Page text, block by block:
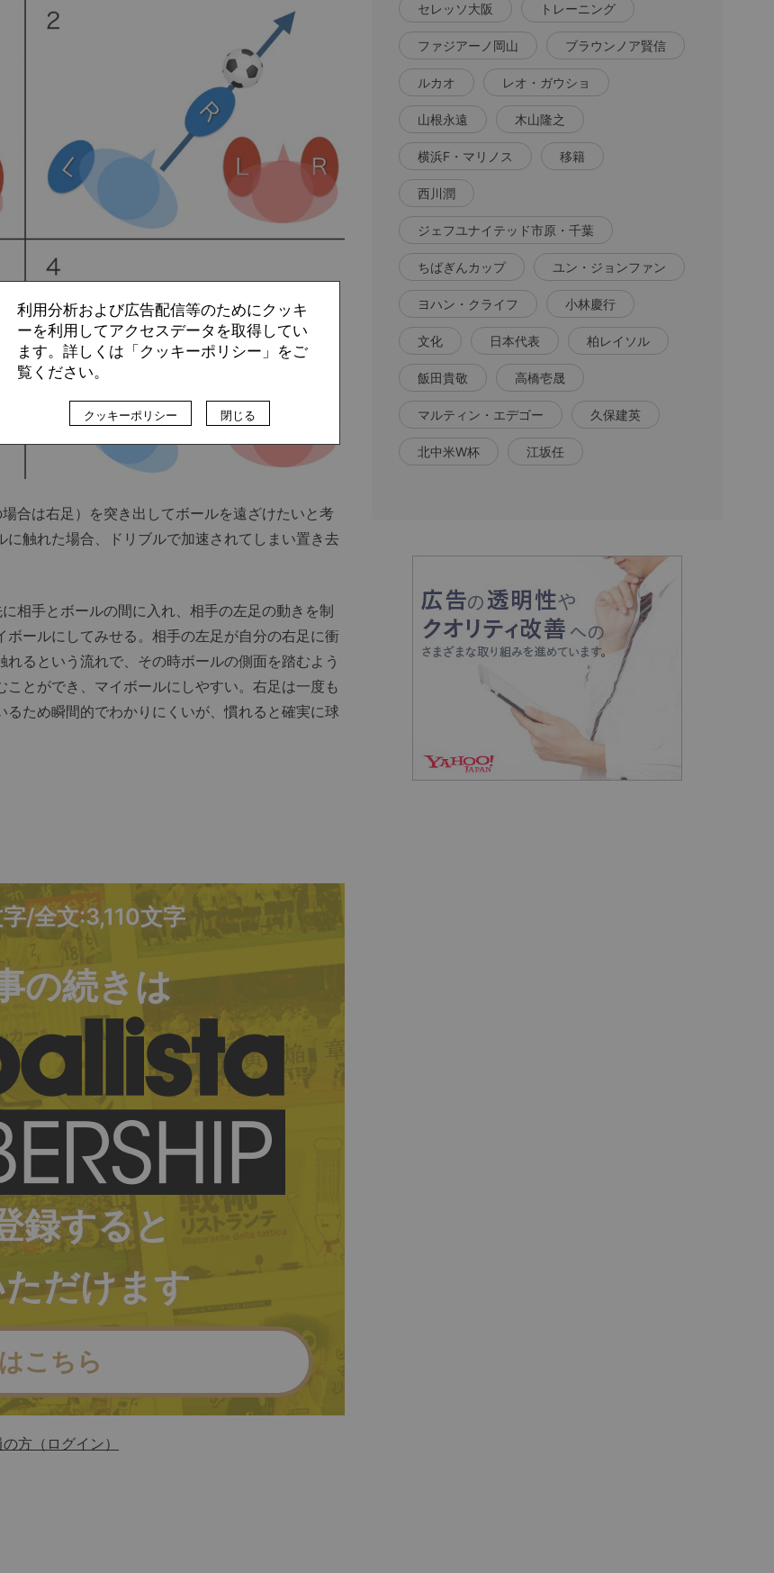
合は右足）を突き出してボールを遠ざけたいと考
触れた場合、ドリブルで加速されてしまい置き去
相手とボールの間に入れ、相手の左足の動きを制
ールにしてみせる。相手の左足が自分の右足に衝
るという流れで、その時ボールの側面を踏むよう
とができ、マイボールにしやすい。右足は一度も
ため瞬間的でわかりにくいが、慣れると確実に球
/全文:3,110文字
の続きは
録すると
だけます
こちら
方（ログイン）
セレッソ大阪 トレーニング
ファジアーノ岡山 ブラウンノア賢信
ルカオ レオ・ガウショ
山根永遠 木山隆之
横浜F・マリノス 移籍
西川潤
ジェフユナイテッド市原・千葉
ちばぎんカップ ユン・ジョンファン
ヨハン・クライフ 小林慶行
文化 日本代表 柏レイソル
飯田貴敬 高橋壱晟
マルティン・エデゴー 久保建英
北中米W杯 江坂任
利用分析および広告配信等のためにクッキ
ーを利用してアクセスデータを取得してい
ます。詳しくは「クッキーポリシー」をご
覧ください。
クッキーポリシー 閉じる